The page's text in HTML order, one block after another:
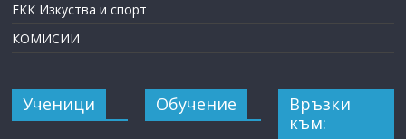
ЕКК Изкуства и спорт
КОМИСИИ
Ученици Обучение
Връзки
към: